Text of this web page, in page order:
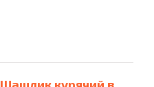
Шашлик курячий в